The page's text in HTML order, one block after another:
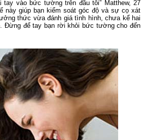
tay vào bức tường trên đầu tôi” Matthew, 27
này giúp bạn kiểm soát góc độ và sự cọ xát
thức vừa đánh giá tình hình, chưa kể hai
Đừng để tay bạn rời khỏi bức tường cho đến